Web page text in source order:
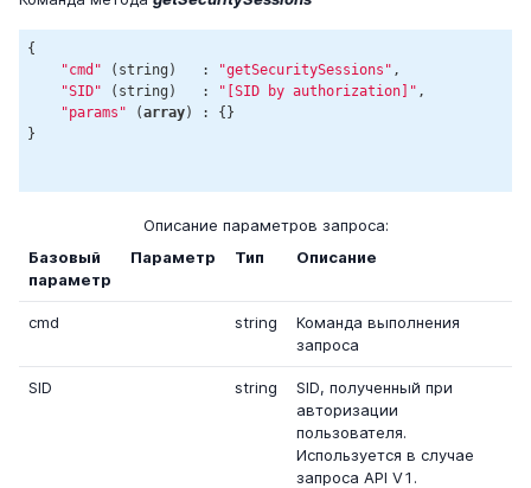
{
"cmd" (string)   : "getSecuritySessions" ,
"SID" (string)   : "[SID by authorization]" ,
"params" (array) : {}
}
Описание параметров запроса:
Базовый
параметр
Параметр Тип Описание
cmd string
Команда выполнения
запроса
SID string
SID, полученный при
авторизации
пользователя.
Используется в случае
запроса API V1.